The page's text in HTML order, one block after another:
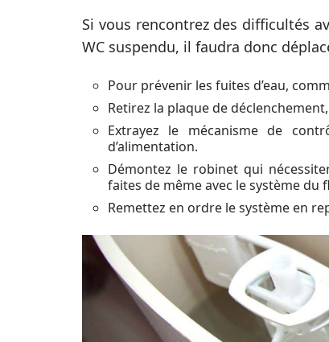
Si vous rencontrez des difficultés
WC suspendu, il faudra donc
Pour prévenir les fuites d’eau,
Retirez la plaque de
Extrayez le mécanisme de
d’alimentation.
Démontez le robinet qui
faites de même avec le système du
Remettez en ordre le système en